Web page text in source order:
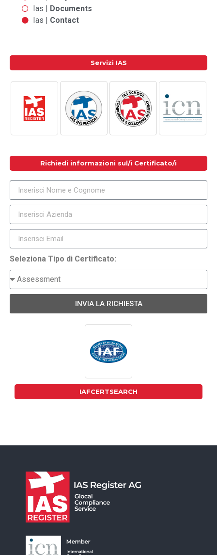
Ias |
Documents
Ias | Contact
Servizi IAS
Richiedi informazioni sul/i Certificato/i
Seleziona Tipo di Certificato:
INVIA LA RICHIESTA
IAFCERTSEARCH